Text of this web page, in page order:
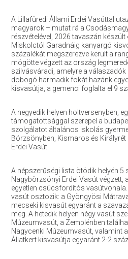
A Lillafüredi Állami Erdei Vasúttal
magyarok – mutat rá a
részvételével, 2026 tavaszán készült
Miskolctól Garadnáig kanyargó
százalékát megszerezve került a
mögötte végzett az ország
szilvásváradi, amelyre a
dobogó harmadik fokát hazánk
kisvasútja, a gemenci foglalta el 9
A negyedik helyen holtversenyben,
támogatottsággal szerepel a
szolgálatot általános iskolás
Börzsönyben, Kismaros és
Erdei Vasút.
A népszerűségi lista ötödik helyén 5
Nagybörzsönyi Erdei Vasút végzett,
egyetlen csúcsfordítós
vasút osztozik: a Gyöngyösi
mecseki kisvasút egyaránt a
meg. A hetedik helyen négy vasút
Múzeumvasút, a Zemplénben
Nagycenki Múzeumvasút, valamint
Állatkert kisvasútja egyaránt 2-2